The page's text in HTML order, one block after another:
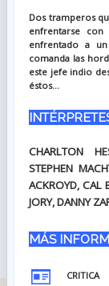
Dos tramperos
enfrentarse
enfrentado a
comanda las
este jefe indio
éstos...
CHARLTON
STEPHEN
ACKROYD, CAL
JORY, DANNY
MÁS
CRITICA